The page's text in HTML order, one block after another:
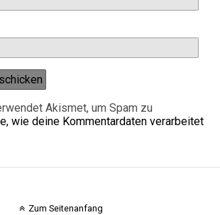
Akismet, um Spam zu
wie deine Kommentardaten verarbeitet
Zum Seitenanfang